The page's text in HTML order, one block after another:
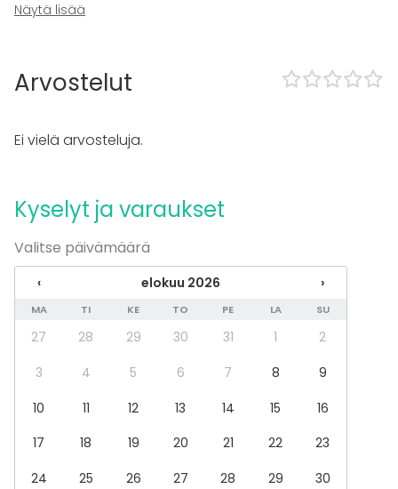
Kalusto
Muistiinpanovälineet
Juhlat
Kokous
Messut
Esitys / näytös
Virkistystilaisuus
Mökkireissu / retriitti
Elämys / aktiviteetti
Pikkujoulut
Tilatyypit
Kokoushuone
Konferenssikeskus
Näytä lisää
Arvostelut
Ei vielä arvosteluja.
Kyselyt ja varaukset
Valitse päivämäärä
‹ elokuu 2026 ›
MA TI KE TO PE LA SU
27 28 29 30 31 1
2
3
4 5 6 7 8
9
10
11 12 13 14 15
16
17
18 19 20 21 22
23
24
25 26 27 28 29
30